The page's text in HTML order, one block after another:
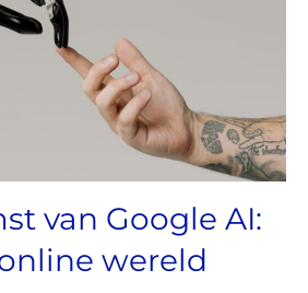
van Google AI:
wereld